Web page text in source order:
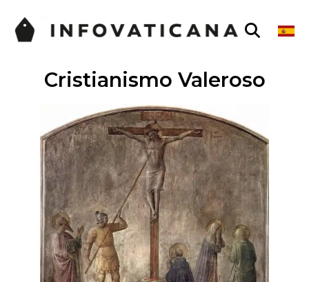
Cristianismo Valeroso